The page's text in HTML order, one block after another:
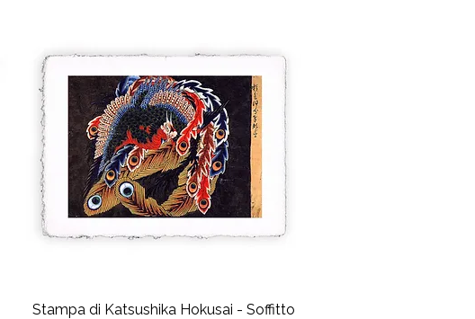
Stampa di Katsushika Hokusai - Soffitto